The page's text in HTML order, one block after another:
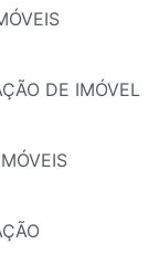
DE IMÓVEL